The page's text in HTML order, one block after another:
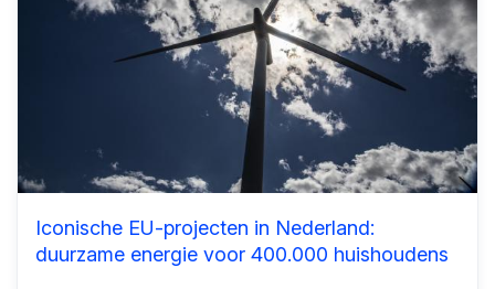
Iconische EU-projecten in Nederland:
duurzame energie voor 400.000 huishoudens